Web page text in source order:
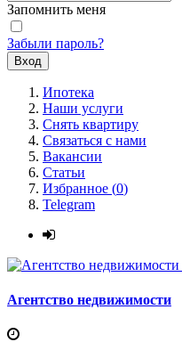
Запомнить меня
Забыли пароль?
Ипотека
Наши услуги
Снять квартиру
Связаться с нами
Вакансии
Статьи
Избранное (0)
Telegram
Агентство недвижимости